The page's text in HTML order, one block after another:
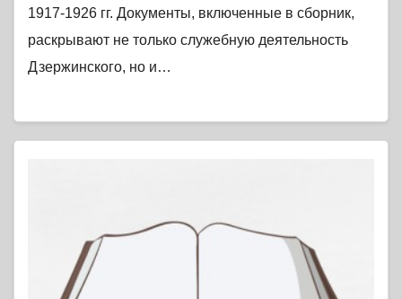
1917-1926 гг. Документы, включенные в сборник,
раскрывают не только служебную деятельность
Дзержинского, но и…